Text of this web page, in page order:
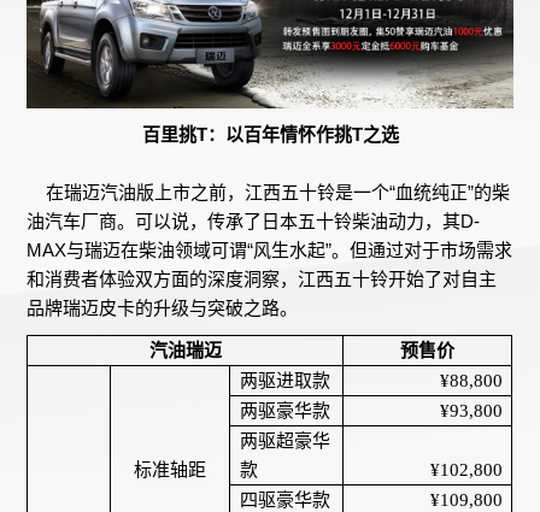
百里挑T：以百年情怀作挑T之选
在瑞迈汽油版上市之前，江西五十铃是一个“血统纯正”的柴
油汽车厂商。可以说，传承了日本五十铃柴油动力，其D-
MAX与瑞迈在柴油领域可谓“风生水起”。但通过对于市场需求
和消费者体验双方面的深度洞察，江西五十铃开始了对自主
品牌瑞迈皮卡的升级与突破之路。
汽油瑞迈 预售价
标准轴距
两驱进取款
¥88,800
两驱豪华款
¥93,800
两驱超豪华
款
¥102,800
四驱豪华款
¥109,800